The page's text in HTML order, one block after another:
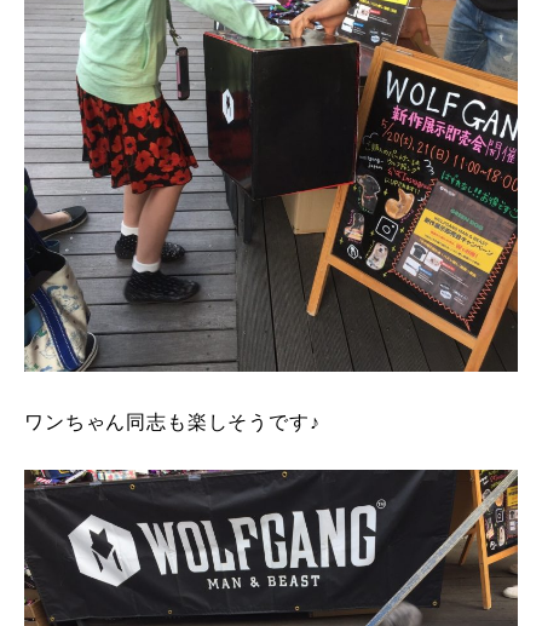
ワンちゃん同志も楽しそうです♪